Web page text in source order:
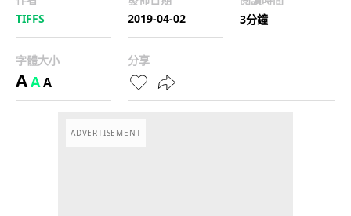
TIFFS
2019-04-02
3分鐘
字體大小
AAA
分享
ADVERTISEMENT